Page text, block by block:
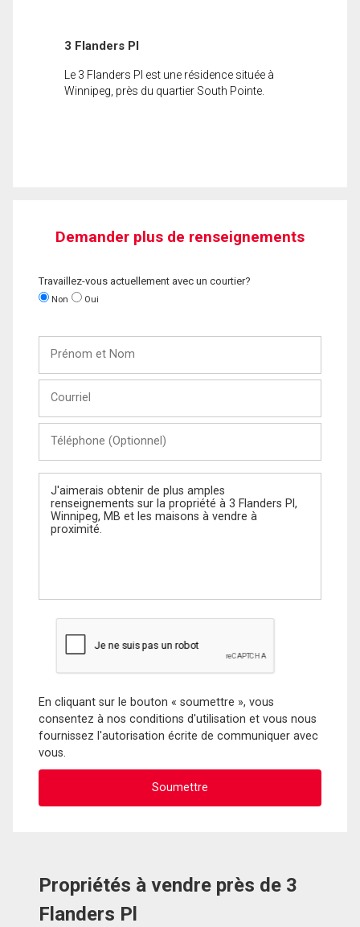
3 Flanders Pl
Le 3 Flanders Pl est une résidence située à
Winnipeg, près du quartier South Pointe.
Demander plus de renseignements
Travaillez-vous actuellement avec un courtier?
Non Oui
Nom
(Optionnel)
Message
En cliquant sur le bouton « soumettre », vous
consentez à nos conditions d'utilisation et vous nous
fournissez l'autorisation écrite de communiquer avec
vous.
Propriétés à vendre près de 3
Flanders Pl